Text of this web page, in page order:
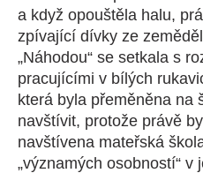
a když opouštěla halu,
zpívající dívky ze
„Náhodou“ se setkala s
pracujícími v bílých
která byla přeměněna na
navštívit, protože právě
navštívena mateřská
„významých osobností“